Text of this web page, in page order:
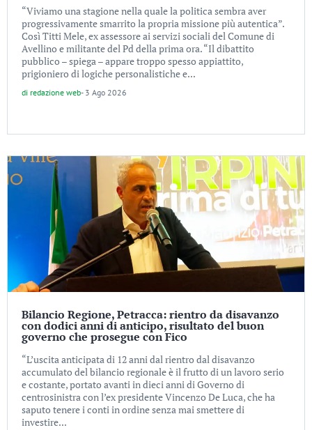
“Viviamo una stagione nella quale la politica sembra aver
progressivamente smarrito la propria missione più autentica”.
Così Titti Mele, ex assessore ai servizi sociali del Comune di
Avellino e militante del Pd della prima ora. “Il dibattito
pubblico – spiega – appare troppo spesso appiattito,
prigioniero di logiche personalistiche e...
di redazione web- 3 Ago 2026
Bilancio Regione, Petracca: rientro da disavanzo
con dodici anni di anticipo, risultato del buon
governo che prosegue con Fico
“L’uscita anticipata di 12 anni dal rientro dal disavanzo
accumulato del bilancio regionale è il frutto di un lavoro serio
e costante, portato avanti in dieci anni di Governo di
centrosinistra con l’ex presidente Vincenzo De Luca, che ha
saputo tenere i conti in ordine senza mai smettere di
investire...